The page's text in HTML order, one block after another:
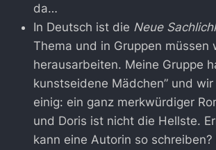
da…
In Deutsch ist die Neue
Thema und in Gruppen müssen
herausarbeiten. Meine Gruppe
kunstseidene Mädchen” und
einig: ein ganz merkwürdiger
und Doris ist nicht die Hellste.
kann eine Autorin so